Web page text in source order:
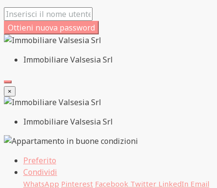
Ottieni nuova password
Immobiliare Valsesia Srl
×
Immobiliare Valsesia Srl
Preferito
Condividi
WhatsApp Pinterest Facebook Twitter LinkedIn Email